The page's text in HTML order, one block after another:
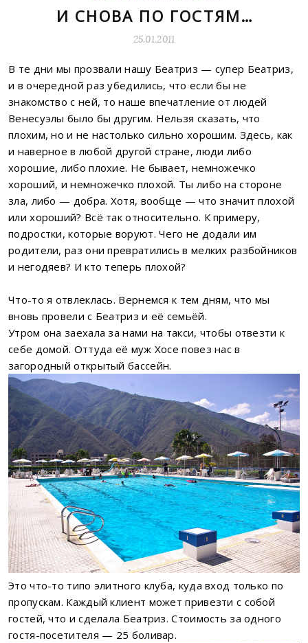
И СНОВА ПО ГОСТЯМ…
25.01.2011
В те дни мы прозвали нашу Беатриз — супер Беатриз,
и в очередной раз убедились, что если бы не
знакомство с ней, то наше впечатление от людей
Венесуэлы было бы другим. Нельзя сказать, что
плохим, но и не настолько сильно хорошим. Здесь, как
и наверное в любой другой стране, люди либо
хорошие, либо плохие. Не бывает, немножечко
хороший, и немножечко плохой. Ты либо на стороне
зла, либо — добра. Хотя, вообще — что значит плохой
или хороший? Всё так относительно. К примеру,
подростки, которые воруют. Чего не додали им
родители, раз они превратились в мелких разбойников
и негодяев? И кто теперь плохой?
Что-то я отвлеклась. Вернемся к тем дням, что мы
вновь провели с Беатриз и её семьёй.
Утром она заехала за нами на такси, чтобы отвезти к
себе домой. Оттуда её муж Хосе повез нас в
загородный открытый бассейн.
Это что-то типо элитного клуба, куда вход только по
пропускам. Каждый клиент может привезти с собой
гостей, что и сделала Беатриз. Стоимость за одного
гостя-посетителя — 25 боливар.